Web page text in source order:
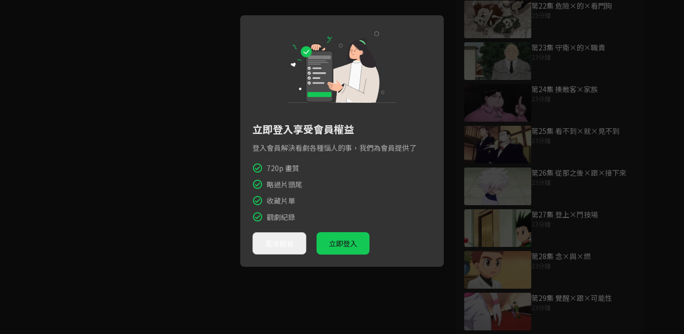
第22集 危險×的×看門狗
23分鐘
第23集 守衛×的×職責
23分鐘
第24集 揍敵客×家族
23分鐘
第25集 看不到×就×見不到
23分鐘
第26集 從那之後×跟×接下來
23分鐘
第27集 登上×鬥技場
23分鐘
第28集 念×與×燃
23分鐘
第29集 覺醒×跟×可能性
23分鐘
立即登入享受會員權益
登入會員解決看劇各種惱人的事，我們為會員提供了
720p 畫質
略過片頭尾
收藏片單
觀劇紀錄
立即登入